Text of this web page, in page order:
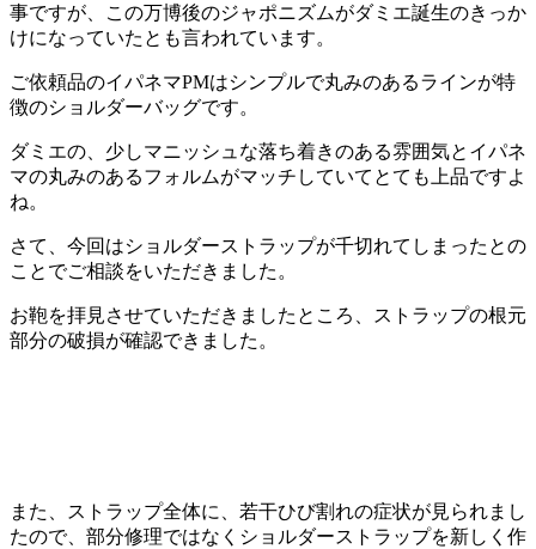
事ですが、この万博後のジャポニズムがダミエ誕生のきっか
けになっていたとも言われています。
ご依頼品のイパネマPMはシンプルで丸みのあるラインが特
徴のショルダーバッグです。
ダミエの、少しマニッシュな落ち着きのある雰囲気とイパネ
マの丸みのあるフォルムがマッチしていてとても上品ですよ
ね。
さて、今回はショルダーストラップが千切れてしまったとの
ことでご相談をいただきました。
お鞄を拝見させていただきましたところ、ストラップの根元
部分の破損が確認できました。
また、ストラップ全体に、若干ひび割れの症状が見られまし
たので、部分修理ではなくショルダーストラップを新しく作